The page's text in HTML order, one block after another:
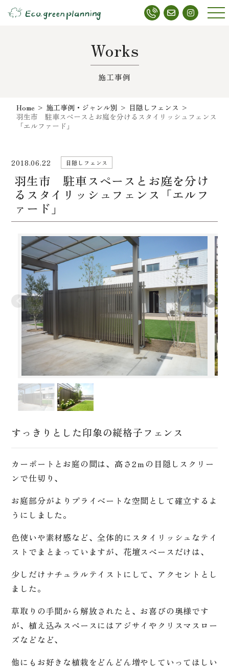
メニ
Works
施工事例
Home > 施工事例・ジャンル別 > 目隠しフェンス >
羽生市 駐車スペースとお庭を分けるスタイリッシュフェンス
「エルファード」
2018.06.22 目隠しフェンス
羽生市 駐車スペースとお庭を分け
るスタイリッシュフェンス「エルフ
ァード」
すっきりとした印象の縦格子フェンス
カーポートとお庭の間は、高さ2ｍの目隠しスクリー
ンで仕切り、
お庭部分がよりプライベートな空間として確立するよ
うにしました。
色使いや素材感など、全体的にスタイリッシュなテイ
ストでまとまっていますが、花壇スペースだけは、
少しだけナチュラルテイストにして、アクセントとし
ました。
草取りの手間から解放されたと、お喜びの奥様です
が、植え込みスペースにはアジサイやクリスマスロー
ズなどなど、
他にもお好きな植栽をどんどん増やしていってほしい